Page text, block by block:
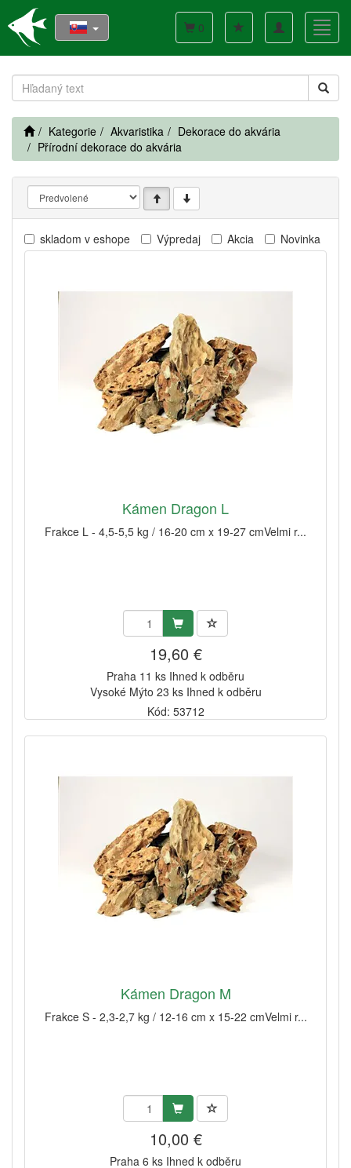
Toggle
navigation
0
Kategorie Akvaristika
Dekorace do akvária
Přírodní dekorace do akvária
skladom v eshope Výpredaj Akcia Novinka
Kámen Dragon L
Frakce L - 4,5-5,5 kg / 16-20 cm x 19-27 cmVelmi r...
19,60 €
Praha 11 ks Ihned k odběru
Vysoké Mýto 23 ks Ihned k odběru
Kód: 53712
Kámen Dragon M
Frakce S - 2,3-2,7 kg / 12-16 cm x 15-22 cmVelmi r...
10,00 €
Praha 6 ks Ihned k odběru